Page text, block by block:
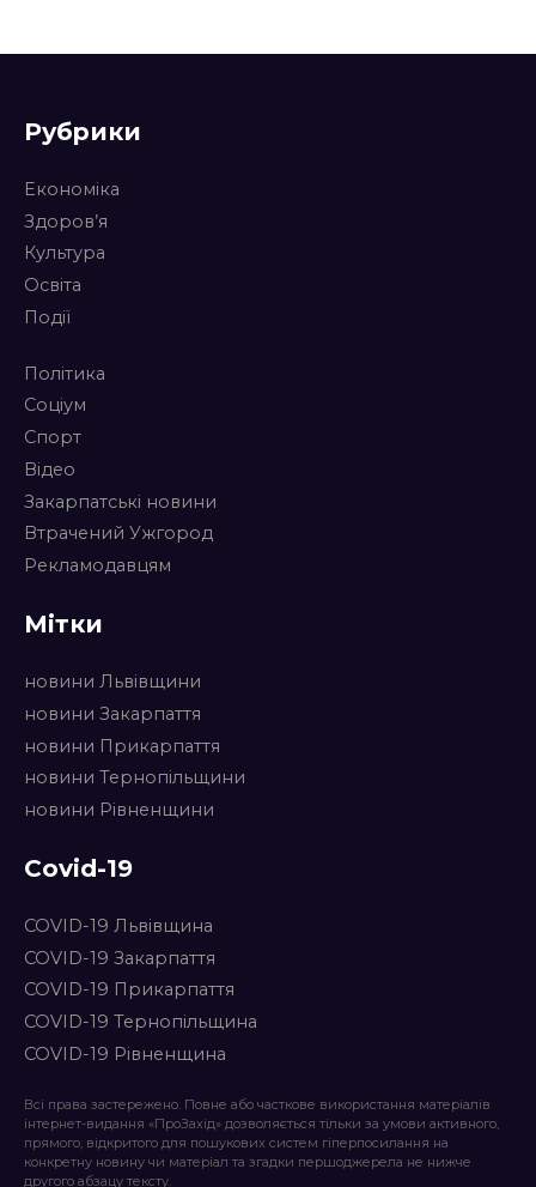
Рубрики
Економіка
Здоров’я
Культура
Освіта
Події
Політика
Соціум
Спорт
Відео
Закарпатські новини
Втрачений Ужгород
Рекламодавцям
Мітки
новини Львівщини
новини Закарпаття
новини Прикарпаття
новини Тернопільщини
новини Рівненщини
Covid-19
COVID-19 Львівщина
COVID-19 Закарпаття
COVID-19 Прикарпаття
COVID-19 Тернопільщина
COVID-19 Рівненщина
Всі права застережено. Повне або часткове використання матеріалів
інтернет-видання «ПроЗахід» дозволяється тільки за умови активного,
прямого, відкритого для пошукових систем гіперпосилання на
конкретну новину чи матеріал та згадки першоджерела не нижче
другого абзацу тексту.